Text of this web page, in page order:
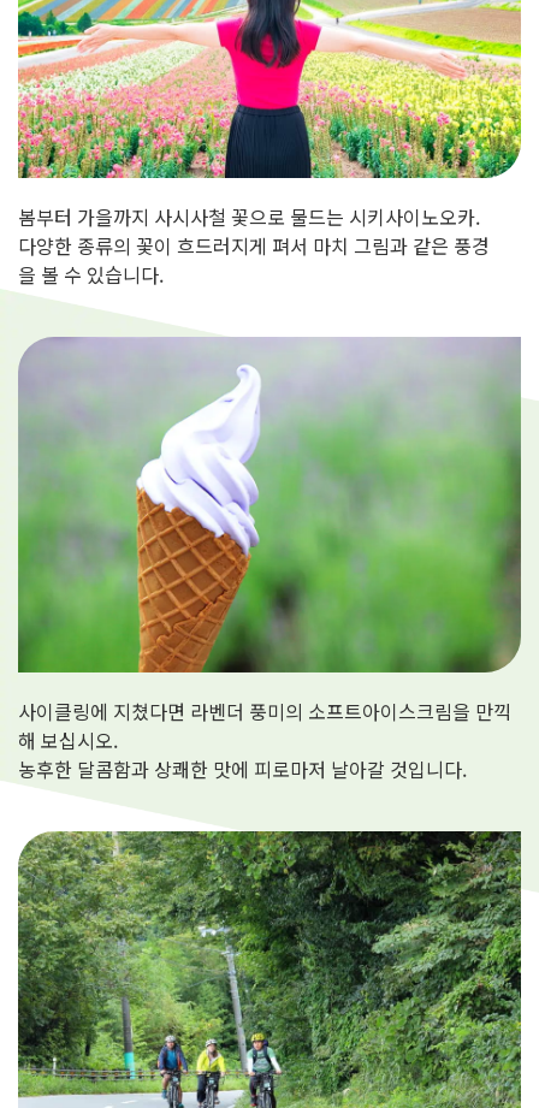
봄부터 가을까지 사시사철 꽃으로 물드는 시키사이노오카.
다양한 종류의 꽃이 흐드러지게 펴서 마치 그림과 같은 풍경
을 볼 수 있습니다.
사이클링에 지쳤다면 라벤더 풍미의 소프트아이스크림을 만끽
해 보십시오.
농후한 달콤함과 상쾌한 맛에 피로마저 날아갈 것입니다.